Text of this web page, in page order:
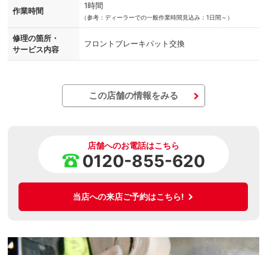
作業時間
1時間
（参考：ディーラーでの一般作業時間見込み：1日間～）
修理の箇所・
サービス内容
フロントブレーキパット交換
この店舗の情報をみる
店舗へのお電話はこちら
0120-855-620
当店への来店ご予約はこちら!